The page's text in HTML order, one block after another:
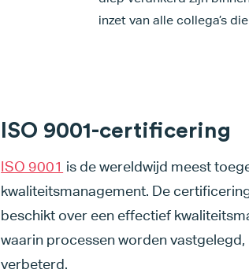
inzet van alle collega’s
ISO 9001-certificering
ISO 9001 is de wereldwijd meest
kwaliteitsmanagement. De
beschikt over een effectief
waarin processen worden
verbeterd.